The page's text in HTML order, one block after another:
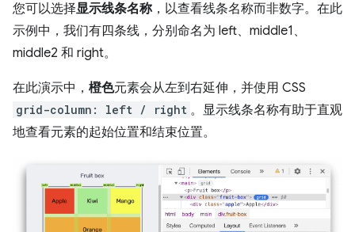
您可以选择显示线条名称，以查看线条名称而非数字。在此
示例中，我们有四条线，分别命名为 left、middle1、
middle2 和 right。
在此演示中， 橙色元素会从左到右延伸，并使用 CSS
grid-column: left / right 。显示线条名称有助于直观
地查看元素的起始位置和结束位置。